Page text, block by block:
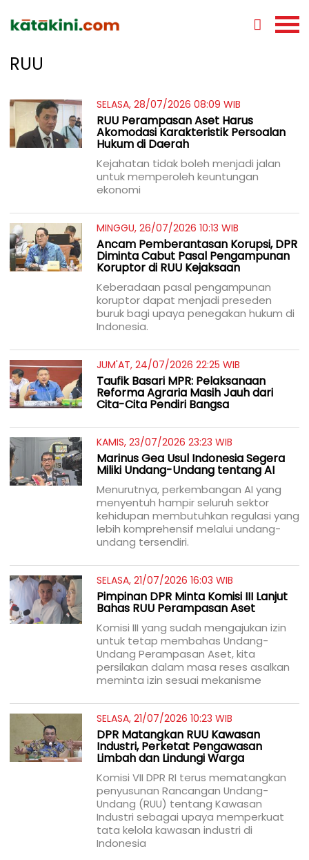
RUU
SELASA, 28/07/2026 08:09 WIB
RUU Perampasan Aset Harus
Akomodasi Karakteristik Persoalan
Hukum di Daerah
Kejahatan tidak boleh menjadi jalan
untuk memperoleh keuntungan
ekonomi
MINGGU, 26/07/2026 10:13 WIB
Ancam Pemberantasan Korupsi, DPR
Diminta Cabut Pasal Pengampunan
Koruptor di RUU Kejaksaan
Keberadaan pasal pengampunan
koruptor dapat menjadi preseden
buruk bagi upaya penegakan hukum di
Indonesia.
JUM'AT, 24/07/2026 22:25 WIB
Taufik Basari MPR: Pelaksanaan
Reforma Agraria Masih Jauh dari
Cita-Cita Pendiri Bangsa
KAMIS, 23/07/2026 23:23 WIB
Marinus Gea Usul Indonesia Segera
Miliki Undang-Undang tentang AI
Menurutnya, perkembangan AI yang
menyentuh hampir seluruh sektor
kehidupan membutuhkan regulasi yang
lebih komprehensif melalui undang-
undang tersendiri.
SELASA, 21/07/2026 16:03 WIB
Pimpinan DPR Minta Komisi III Lanjut
Bahas RUU Perampasan Aset
Komisi III yang sudah mengajukan izin
untuk tetap membahas Undang-
Undang Perampasan Aset, kita
persilakan dalam masa reses asalkan
meminta izin sesuai mekanisme
SELASA, 21/07/2026 10:23 WIB
DPR Matangkan RUU Kawasan
Industri, Perketat Pengawasan
Limbah dan Lindungi Warga
Komisi VII DPR RI terus mematangkan
penyusunan Rancangan Undang-
Undang (RUU) tentang Kawasan
Industri sebagai upaya memperkuat
tata kelola kawasan industri di
Indonesia